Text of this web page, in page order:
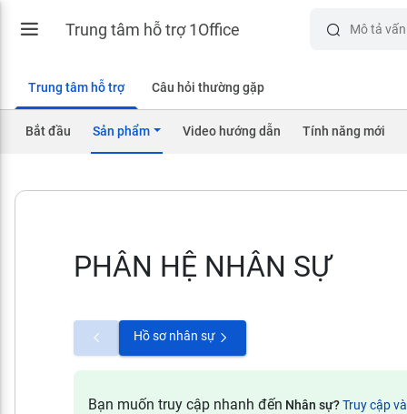
Trung tâm hỗ trợ 1Office
Trung tâm hỗ trợ Câu hỏi thường gặp
Bắt đầu Sản phẩm Video hướng dẫn Tính năng mới
PHÂN HỆ NHÂN SỰ
Hồ sơ nhân sự
Bạn muốn truy cập nhanh đến Nhân sự?Truy cập